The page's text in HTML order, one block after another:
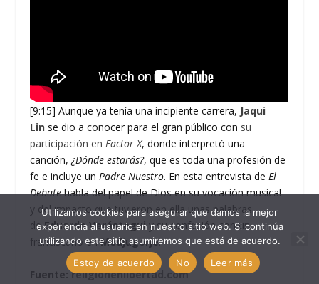
[9:15] Aunque ya tenía una incipiente carrera, Jaqui
Lin se dio a conocer para el gran público con su
participación enFactor X, donde interpretó una
canción,¿Dónde estarás?, que es toda una profesión de
fe e incluye unPadre Nuestro. En esta entrevista deEl
Debatehabla del papel de Dios en su vocación musical
y del impacto que tuvieron en ella unas palabras
deEduardo Verásteguiy su confesión con un
franciscano enMedjugorje.
Fuente:religionenlibertad.com
Utilizamos cookies para asegurar que damos la mejor
experiencia al usuario en nuestro sitio web. Si continúa
utilizando este sitio asumiremos que está de acuerdo.
Estoy de acuerdo
No Leer más